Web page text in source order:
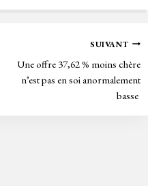
bo tt ail tF
rie
n
dl
y
SUIVANT
Une offre 37,62 % moins chère
n’est pas en soi anormalement
basse